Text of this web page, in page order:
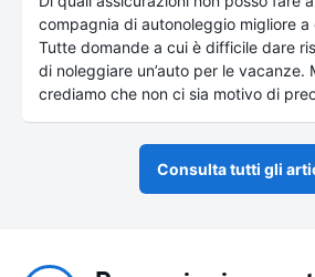
compagnia di autonoleggio migliore a
Tutte domande a cui è difficile dare
di noleggiare un’auto per le vacanze.
crediamo che non ci sia motivo di
Consulta tutti gli